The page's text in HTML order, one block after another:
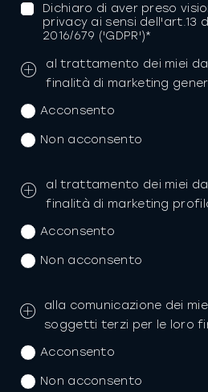
Dichiaro di aver preso
privacy ai sensi dell'art.13
2016/679 ('GDPR')*
al trattamento dei miei
finalità di marketing
Acconsento
Non acconsento
al trattamento dei miei
finalità di marketing
Acconsento
Non acconsento
alla comunicazione dei
soggetti terzi per le loro
Acconsento
Non acconsento